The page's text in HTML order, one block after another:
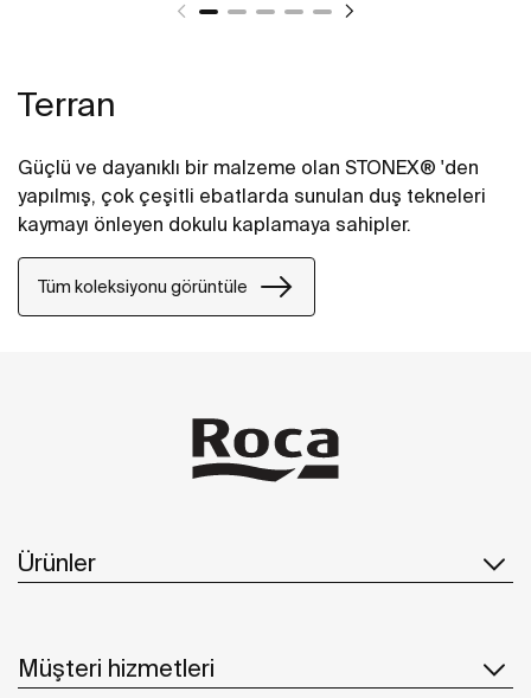
Terran
Güçlü ve dayanıklı bir malzeme olan STONEX® 'den
yapılmış, çok çeşitli ebatlarda sunulan duş tekneleri
kaymayı önleyen dokulu kaplamaya sahipler.
Tüm koleksiyonu görüntüle
Ürünler
Müşteri hizmetleri